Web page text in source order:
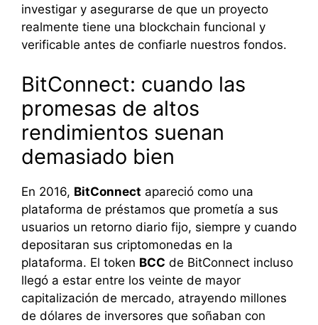
investigar y asegurarse de que un proyecto
realmente tiene una blockchain funcional y
verificable antes de confiarle nuestros fondos.
BitConnect: cuando las
promesas de altos
rendimientos suenan
demasiado bien
En 2016, BitConnect apareció como una
plataforma de préstamos que prometía a sus
usuarios un retorno diario fijo, siempre y cuando
depositaran sus criptomonedas en la
plataforma. El token BCC de BitConnect incluso
llegó a estar entre los veinte de mayor
capitalización de mercado, atrayendo millones
de dólares de inversores que soñaban con